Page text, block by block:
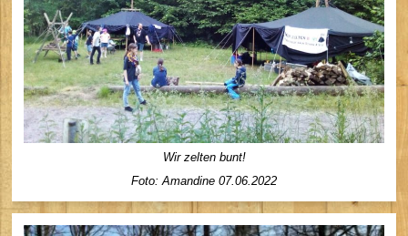
Wir zelten bunt!
Foto: Amandine 07.06.2022